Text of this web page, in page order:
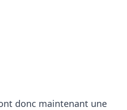
donc maintenant une